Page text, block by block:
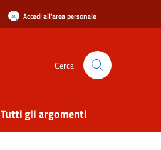
Accedi all'area personale
Cerca
Tutti gli argomenti